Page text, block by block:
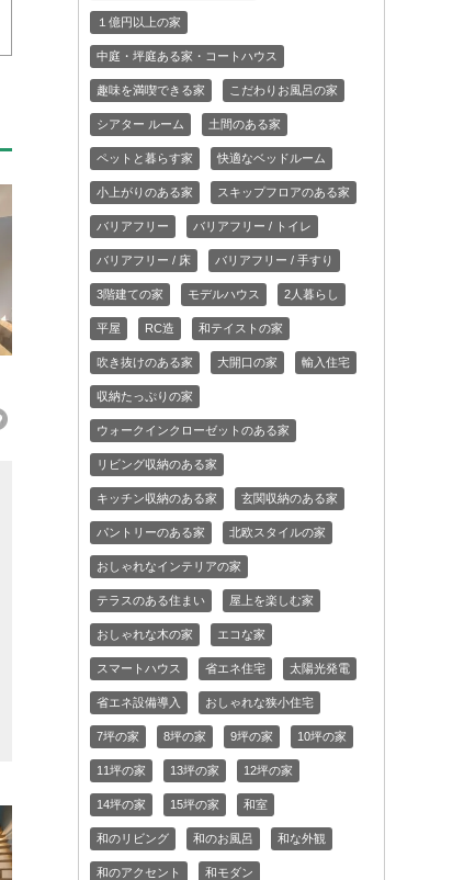
１億円以上の家
中庭・坪庭ある家・コートハウス
趣味を満喫できる家 こだわりお風呂の家
シアター ルーム 土間のある家
ペットと暮らす家 快適なベッドルーム
小上がりのある家 スキップフロアのある家
バリアフリー バリアフリー / トイレ
バリアフリー / 床 バリアフリー / 手すり
3階建ての家 モデルハウス 2人暮らし
平屋 RC造 和テイストの家
吹き抜けのある家 大開口の家 輸入住宅
収納たっぷりの家
ウォークインクローゼットのある家
リビング収納のある家
キッチン収納のある家 玄関収納のある家
パントリーのある家 北欧スタイルの家
おしゃれなインテリアの家
テラスのある住まい 屋上を楽しむ家
おしゃれな木の家 エコな家
スマートハウス 省エネ住宅 太陽光発電
省エネ設備導入 おしゃれな狭小住宅
7坪の家 8坪の家 9坪の家 10坪の家
11坪の家 13坪の家 12坪の家
14坪の家 15坪の家 和室
和のリビング 和のお風呂 和な外観
和のアクセント 和モダン